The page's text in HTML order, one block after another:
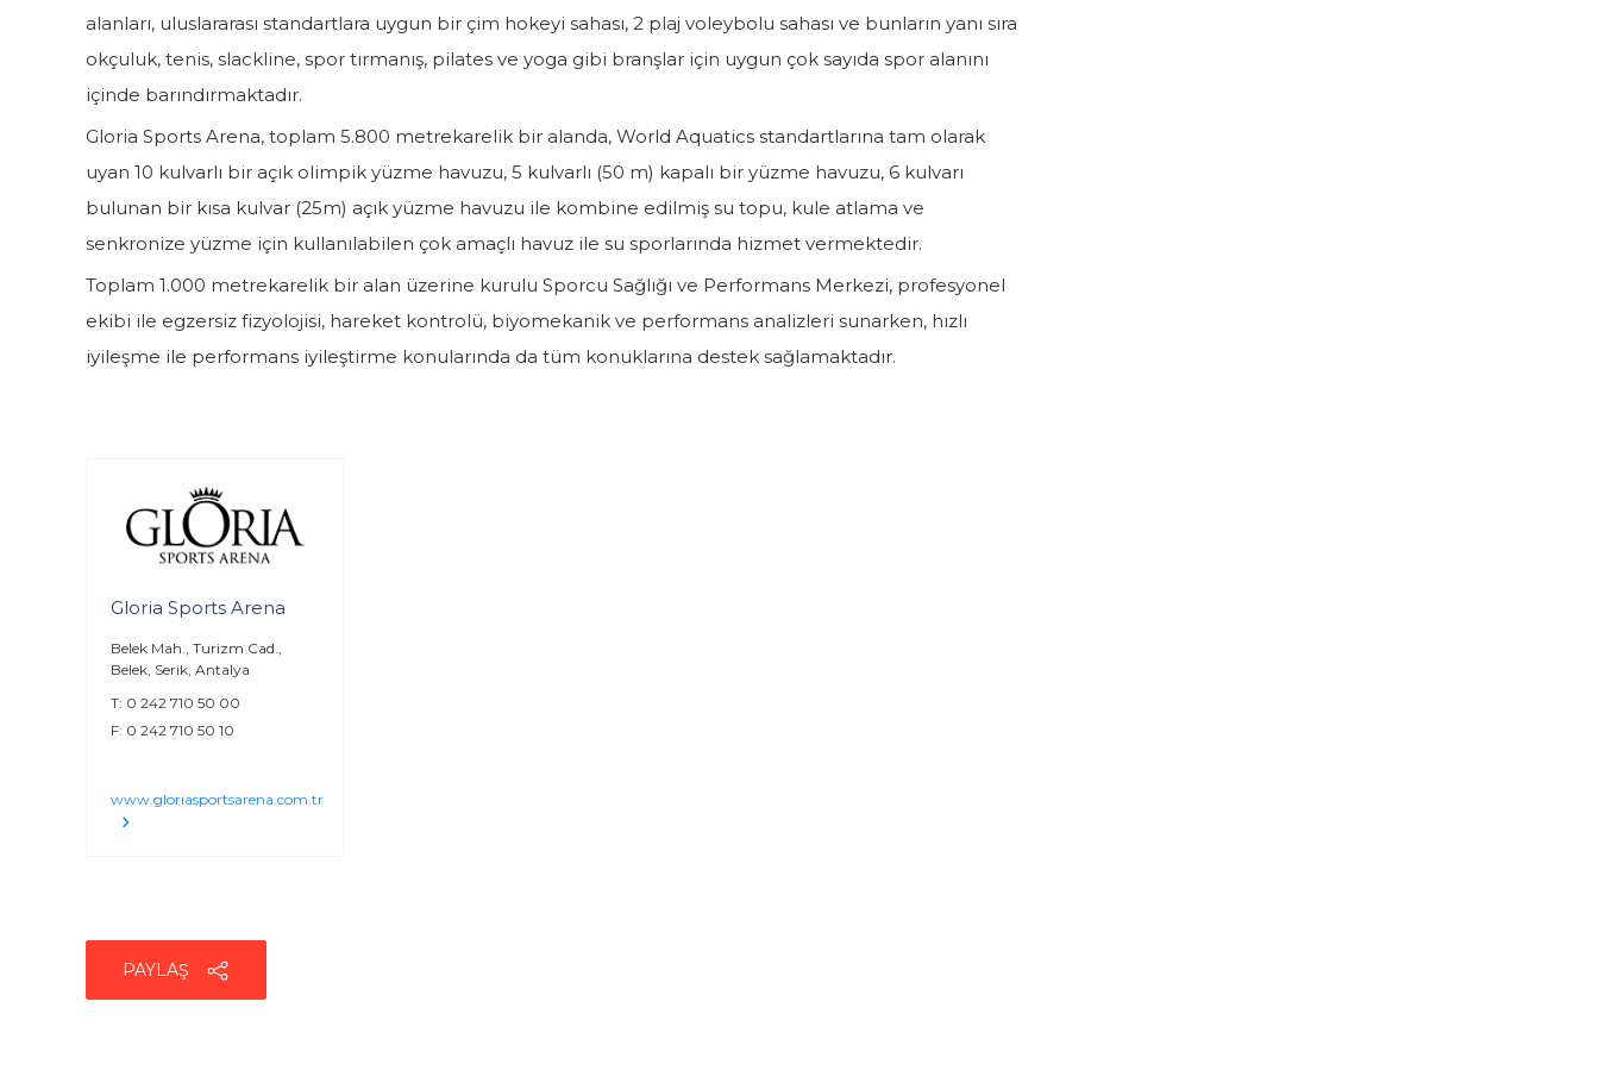
alanları, uluslararası standartlara uygun bir çim hokeyi sahası, 2 plaj voleybolu sahası ve bunların yanı sıra
okçuluk, tenis, slackline, spor tırmanış, pilates ve yoga gibi branşlar için uygun çok sayıda spor alanını
içinde barındırmaktadır.
Gloria Sports Arena, toplam 5.800 metrekarelik bir alanda, World Aquatics standartlarına tam olarak
uyan 10 kulvarlı bir açık olimpik yüzme havuzu, 5 kulvarlı (50 m) kapalı bir yüzme havuzu, 6 kulvarı
bulunan bir kısa kulvar (25m) açık yüzme havuzu ile kombine edilmiş su topu, kule atlama ve
senkronize yüzme için kullanılabilen çok amaçlı havuz ile su sporlarında hizmet vermektedir.
Toplam 1.000 metrekarelik bir alan üzerine kurulu Sporcu Sağlığı ve Performans Merkezi, profesyonel
ekibi ile egzersiz fizyolojisi, hareket kontrolü, biyomekanik ve performans analizleri sunarken, hızlı
iyileşme ile performans iyileştirme konularında da tüm konuklarına destek sağlamaktadır.
Gloria Sports Arena
Belek Mah., Turizm Cad.,
Belek, Serik, Antalya
T: 0 242 710 50 00
F: 0 242 710 50 10
www.gloriasportsarena.com.tr
PAYLAŞ